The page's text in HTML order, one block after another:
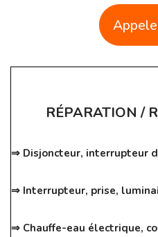
RÉPARATION /
⇒ Disjoncteur, interrupteur
⇒ Interrupteur, prise,
⇒ Chauffe-eau électrique,